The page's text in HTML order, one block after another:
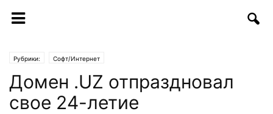
Рубрики: Софт/Интернет
Домен .UZ отпраздновал
свое 24-летие